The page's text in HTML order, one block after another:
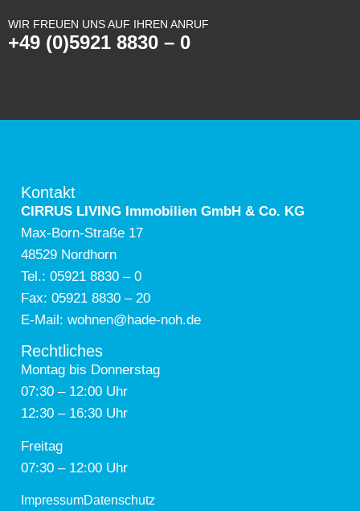
WIR FREUEN UNS AUF IHREN ANRUF
+49 (0)5921 8830 – 0
Kontakt
CIRRUS LIVING Immobilien GmbH & Co. KG
Max-Born-Straße 17
48529 Nordhorn
Tel.: 05921 8830 – 0
Fax: 05921 8830 – 20
E-Mail: wohnen@hade-noh.de
Rechtliches
Montag bis Donnerstag
07:30 – 12:00 Uhr
12:30 – 16:30 Uhr
Freitag
07:30 – 12:00 Uhr
ImpressumDatenschutz